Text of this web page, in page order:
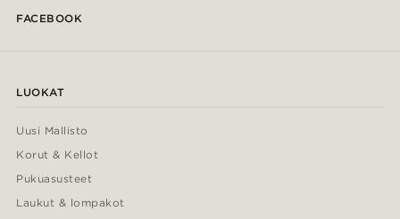
FACEBOOK
LUOKAT
Uusi Mallisto
Korut & Kellot
Pukuasusteet
Laukut & lompakot